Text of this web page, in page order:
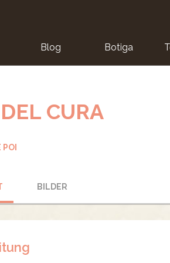
Blog Botiga
CURA
POI
BILDER